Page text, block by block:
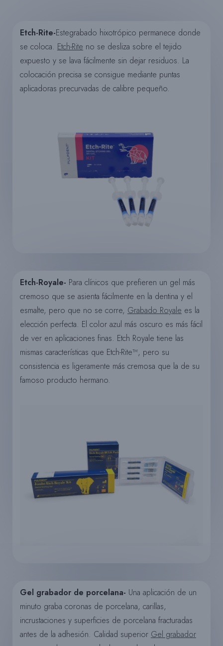
Etch-Rite-Estegrabado hixotrópico permanece donde
se coloca. Etch-Rite no se desliza sobre el tejido
expuesto y se lava fácilmente sin dejar residuos. La
colocación precisa se consigue mediante puntas
aplicadoras precurvadas de calibre pequeño.
Etch-Royale- Para clínicos que prefieren un gel más
cremoso que se asienta fácilmente en la dentina y el
esmalte, pero que no se corre, Grabado Royale es la
elección perfecta. El color azul más oscuro es más fácil
de ver en aplicaciones finas. Etch Royale tiene las
mismas características que Etch-Rite™, pero su
consistencia es ligeramente más cremosa que la de su
famoso producto hermano.
Gel grabador de porcelana- Una aplicación de un
minuto graba coronas de porcelana, carillas,
incrustaciones y superficies de porcelana fracturadas
antes de la adhesión. Calidad superior Gel grabador